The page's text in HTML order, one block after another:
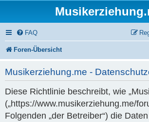
FAQ
Foren-Übersicht
Musikerziehung.me -
Diese Richtlinie beschreibt, wie
(„https://www.musikerziehung.me/
Folgenden „der Betreiber“) die